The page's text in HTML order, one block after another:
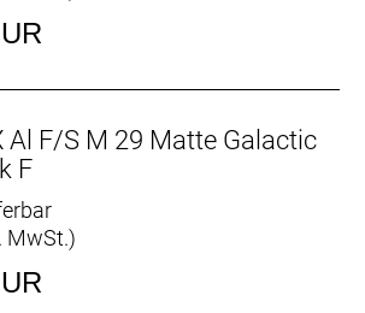
lassen, ohne auf das
deine Ausfahrt verzichten zu
erlaubt unseren Ingenieuren die
wie die Federung unabhängig
Al F/S M 29 Matte Galactic
F
MwSt.)